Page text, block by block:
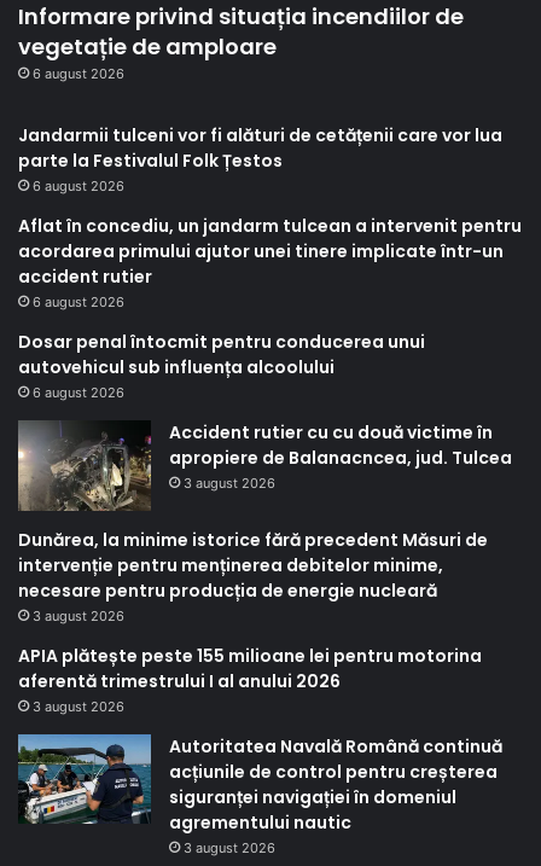
Informare privind situația incendiilor de
vegetație de amploare
6 august 2026
Jandarmii tulceni vor fi alături de cetățenii care vor lua
parte la Festivalul Folk Țestos
6 august 2026
Aflat în concediu, un jandarm tulcean a intervenit pentru
acordarea primului ajutor unei tinere implicate într-un
accident rutier
6 august 2026
Dosar penal întocmit pentru conducerea unui
autovehicul sub influența alcoolului
6 august 2026
Accident rutier cu cu două victime în
apropiere de Balanacncea, jud. Tulcea
3 august 2026
Dunărea, la minime istorice fără precedent Măsuri de
intervenție pentru menținerea debitelor minime,
necesare pentru producția de energie nucleară
3 august 2026
APIA plătește peste 155 milioane lei pentru motorina
aferentă trimestrului I al anului 2026
3 august 2026
Autoritatea Navală Română continuă
acțiunile de control pentru creșterea
siguranței navigației în domeniul
agrementului nautic
3 august 2026